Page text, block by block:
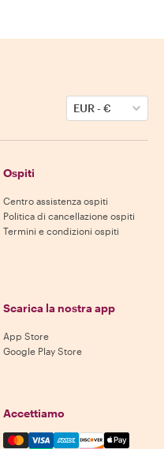
EUR-€
Ospiti
Centro assistenza ospiti
Politica di cancellazione ospiti
Termini e condizioni ospiti
Scarica la nostra app
App Store
Google Play Store
Accettiamo
Mastercard, Visa, Amex,